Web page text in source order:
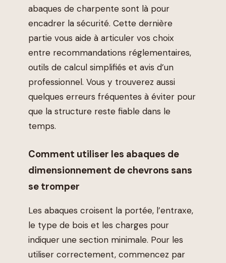
abaques de charpente sont là pour
encadrer la sécurité. Cette dernière
partie vous aide à articuler vos choix
entre recommandations réglementaires,
outils de calcul simplifiés et avis d’un
professionnel. Vous y trouverez aussi
quelques erreurs fréquentes à éviter pour
que la structure reste fiable dans le
temps.
Comment utiliser les abaques de
dimensionnement de chevrons sans
se tromper
Les abaques croisent la portée, l’entraxe,
le type de bois et les charges pour
indiquer une section minimale. Pour les
utiliser correctement, commencez par